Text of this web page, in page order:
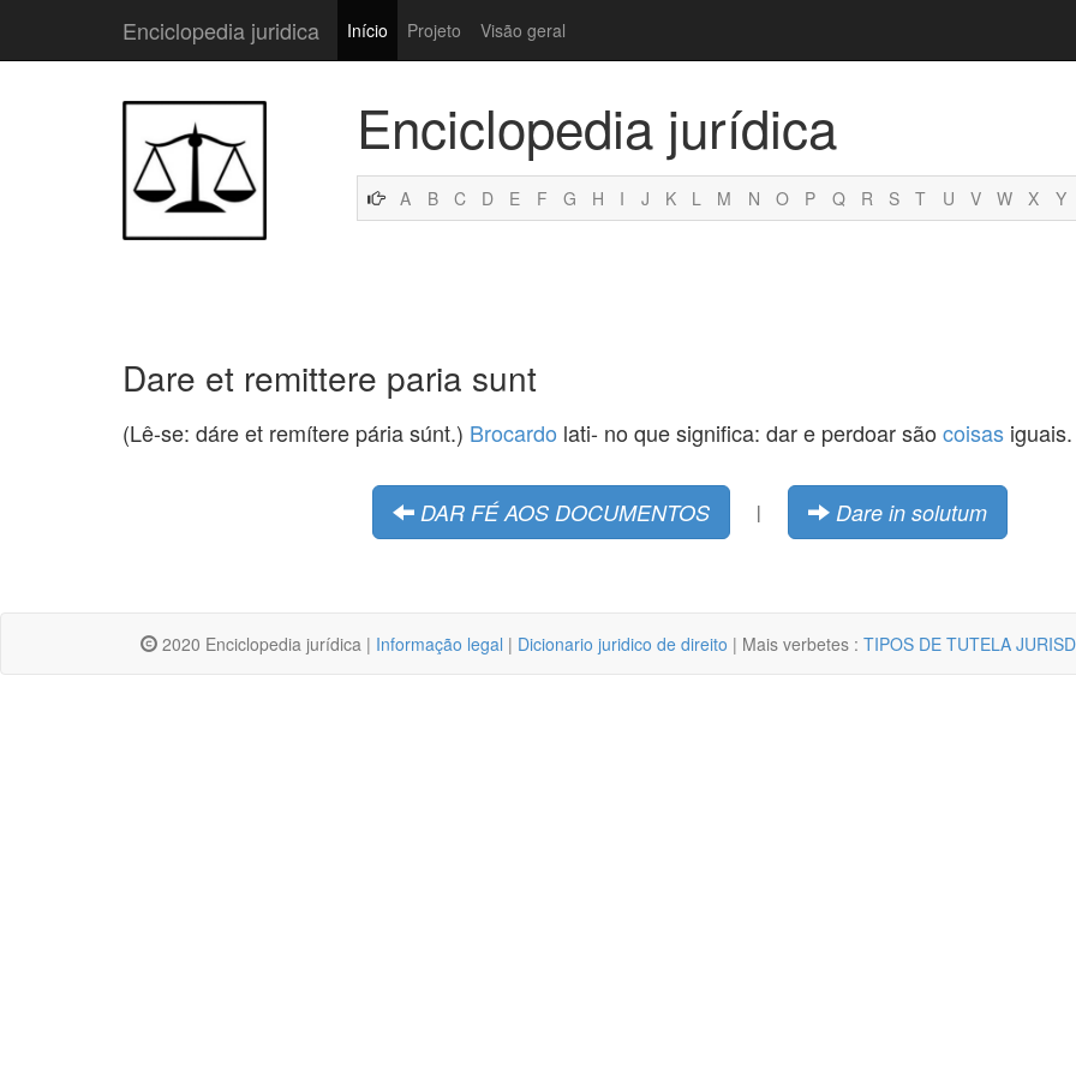
Enciclopedia juridica Início Projeto Visão geral
Enciclopedia jurídica
A B C D E F G H I J K L M N O P Q R S T U V W X Y
Dare et remittere paria sunt
(Lê-se: dáre et remítere pária súnt.) Brocardo lati- no que significa: dar e perdoar são coisas iguais.
DAR FÉ AOS DOCUMENTOS | Dare in solutum
2020 Enciclopedia jurídica | Informação legal | Dicionario juridico de direito | Mais verbetes : TIPOS DE TUTELA